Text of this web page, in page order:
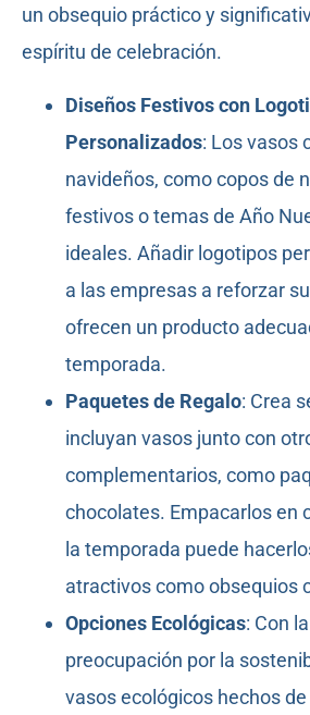
un obsequio práctico y
espíritu de celebración.
Diseños Festivos con
Personalizados: Los vasos
navideños, como copos de
festivos o temas de Año
ideales. Añadir logotipos
a las empresas a reforzar
ofrecen un producto
temporada.
Paquetes de Regalo: Crea
incluyan vasos junto con
complementarios, como
chocolates. Empacarlos en
la temporada puede
atractivos como obsequios
Opciones Ecológicas: Con
preocupación por la
vasos ecológicos hechos